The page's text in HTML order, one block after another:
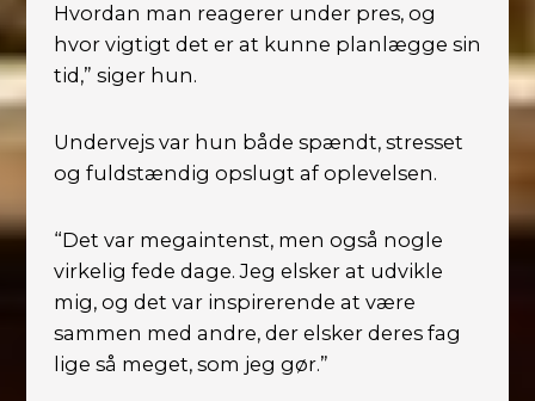
Hvordan man reagerer under pres, og
hvor vigtigt det er at kunne planlægge sin
tid,” siger hun.
Undervejs var hun både spændt, stresset
og fuldstændig opslugt af oplevelsen.
“Det var megaintenst, men også nogle
virkelig fede dage. Jeg elsker at udvikle
mig, og det var inspirerende at være
sammen med andre, der elsker deres fag
lige så meget, som jeg gør.”